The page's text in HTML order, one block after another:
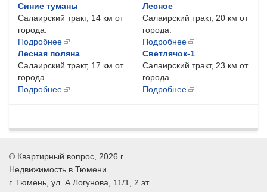
Синие туманы
Салаирский тракт, 14 км от
города.
Подробнее
Лесное
Салаирский тракт, 20 км от
города.
Подробнее
Лесная поляна
Салаирский тракт, 17 км от
города.
Подробнее
Светлячок-1
Салаирский тракт, 23 км от
города.
Подробнее
© Квартирный вопрос , 2026 г.
Недвижимость в Тюмени
г. Тюмень , ул. А.Логунова, 11/1, 2 эт.